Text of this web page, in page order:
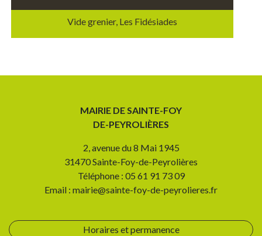
Vide grenier, Les Fidésiades
MAIRIE DE SAINTE-FOY
DE-PEYROLIÈRES
2, avenue du 8 Mai 1945
31470 Sainte-Foy-de-Peyrolières
Téléphone : 05 61 91 73 09
Email : mairie@sainte-foy-de-peyrolieres.fr
Horaires et permanence